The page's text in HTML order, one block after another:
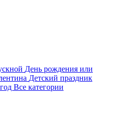
День рождения или
Детский праздник
Все категории